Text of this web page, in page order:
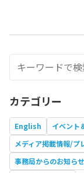
カテゴリー
English イベント
メディア掲載情報/プ
事務局からのお知らせ